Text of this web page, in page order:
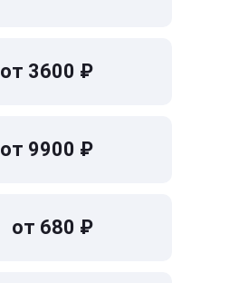
от 3600 ₽
от 9900 ₽
от 680 ₽